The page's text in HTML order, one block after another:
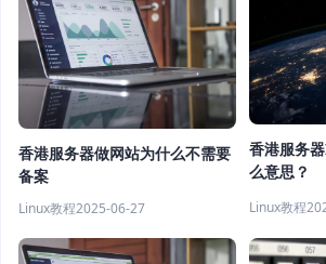
香港服务器做网站为什么不需要
备案
Linux教程2025-06-27
香港服务
么意思？
Linux教程